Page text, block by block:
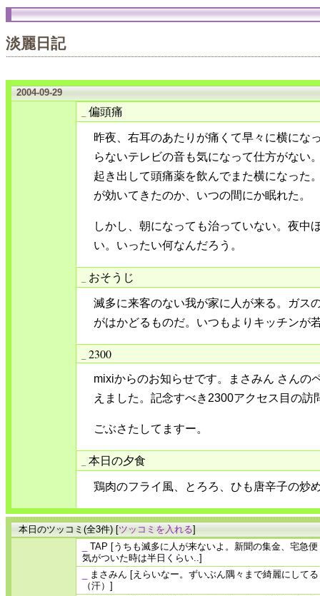
淡麗日記
2004-09-29
偏頭痛
昨夜、右耳のあたりが痛くて早々に横にな
らないテレビの音も気になって仕方がない
起き出して頭痛薬を飲んでまた横になった
が効いてきたのか、いつの間にか眠れた。
しかし、朝になっても治っていない。夜中
い。いったい何なんだろう。
おそうじ
滅多に来客のない我が家に人が来る。ガス
がはかどるものだ。いつもよりキッチンが
2300
mixiからのお知らせです。まさみん さんの
えました。記念すべき2300アクセス目の訪
ごぶさたしてますー。
本日の夕食
鶏肉のフライ風、とろろ、ひも唐辛子の炒
本日のツッコミ(全3件) [ツッコミを入れる]
TAP [うちも滅多に人が来ないよ。新聞の集金、宅急
気がついた時は半日くらい..]
まさみん [えらいなー。ずいぶん隅々まで綺麗にして
（汗）]